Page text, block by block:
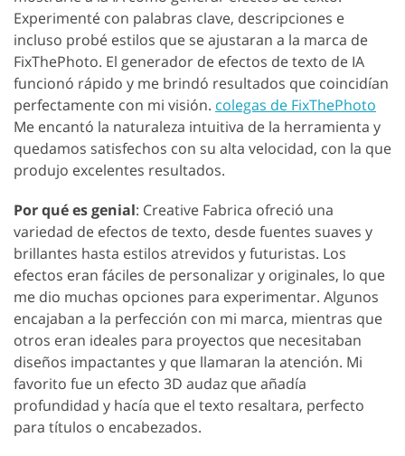
Experimenté con palabras clave, descripciones e
incluso probé estilos que se ajustaran a la marca de
FixThePhoto. El generador de efectos de texto de IA
funcionó rápido y me brindó resultados que coincidían
perfectamente con mi visión. colegas de FixThePhoto
Me encantó la naturaleza intuitiva de la herramienta y
quedamos satisfechos con su alta velocidad, con la que
produjo excelentes resultados.
Por qué es genial: Creative Fabrica ofreció una
variedad de efectos de texto, desde fuentes suaves y
brillantes hasta estilos atrevidos y futuristas. Los
efectos eran fáciles de personalizar y originales, lo que
me dio muchas opciones para experimentar. Algunos
encajaban a la perfección con mi marca, mientras que
otros eran ideales para proyectos que necesitaban
diseños impactantes y que llamaran la atención. Mi
favorito fue un efecto 3D audaz que añadía
profundidad y hacía que el texto resaltara, perfecto
para títulos o encabezados.